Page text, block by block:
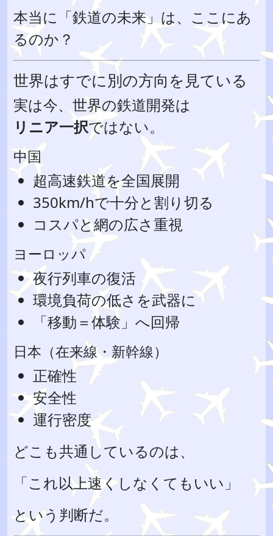
本当に「鉄道の未来」は、ここにあ
るのか？
世界はすでに別の方向を見ている
実は今、世界の鉄道開発は
リニア一択ではない。
中国
超高速鉄道を全国展開
350km/hで十分と割り切る
コスパと網の広さ重視
ヨーロッパ
夜行列車の復活
環境負荷の低さを武器に
「移動＝体験」へ回帰
日本（在来線・新幹線）
正確性
安全性
運行密度
どこも共通しているのは、
「これ以上速くしなくてもいい」
という判断だ。